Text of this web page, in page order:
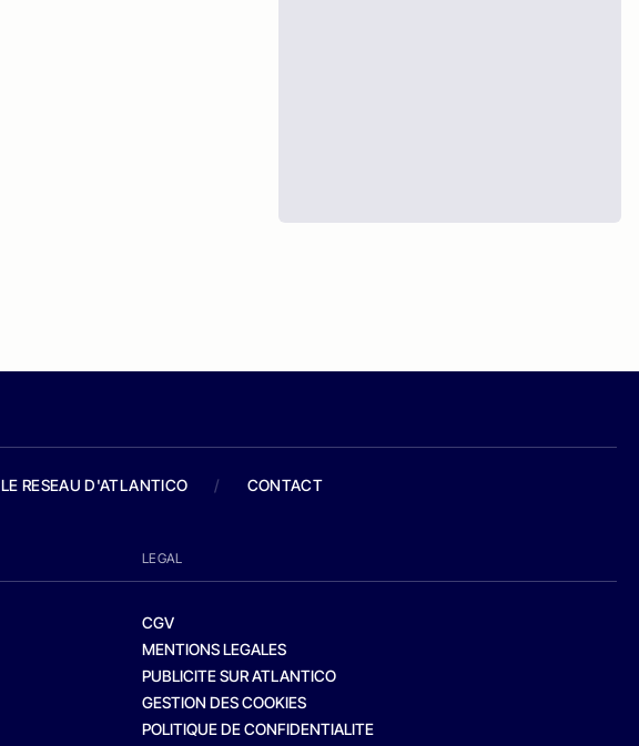
LE RESEAU D'ATLANTICO / CONTACT
LEGAL
CGV
MENTIONS LEGALES
PUBLICITE SUR ATLANTICO
GESTION DES COOKIES
POLITIQUE DE CONFIDENTIALITE